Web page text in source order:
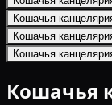
Кошачья
Кошачья
Кошачья
Кошачья